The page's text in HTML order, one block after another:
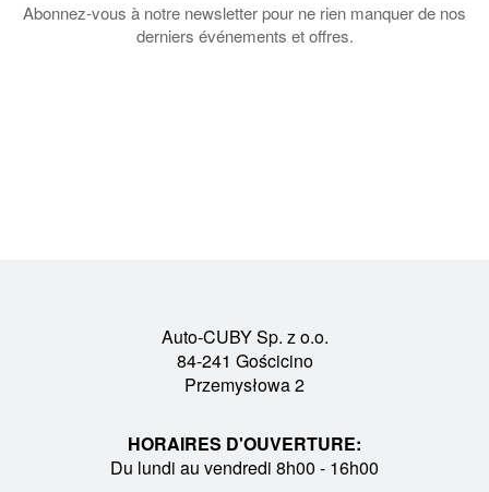
Abonnez-vous à notre newsletter pour ne rien manquer de nos
derniers événements et offres.
Auto-CUBY Sp. z o.o.
84-241 Gościcino
Przemysłowa 2
HORAIRES D'OUVERTURE:
Du lundi au vendredi 8h00 - 16h00